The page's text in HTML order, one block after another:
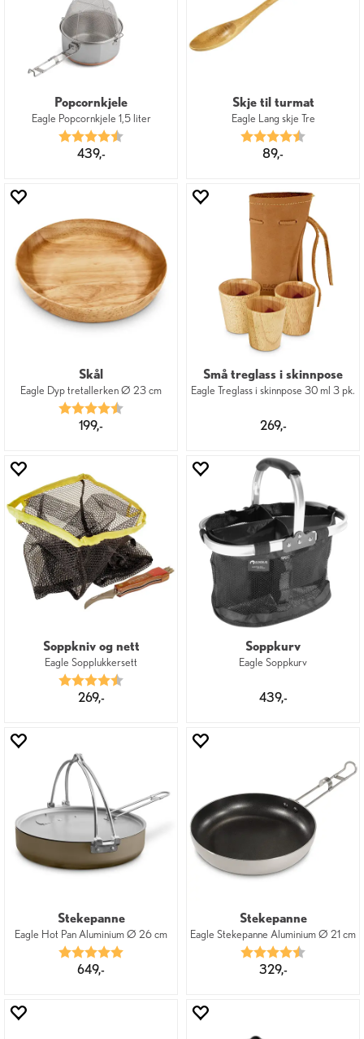
Popcornkjele
Eagle Popcornkjele 1,5 liter
Karakter:
439,-
Skje til turmat
Eagle Lang skje Tre
Karakter:
89,-
Skål
Eagle Dyp tretallerken Ø 23 cm
Karakter:
199,-
Små treglass i skinnpose
Eagle Treglass i skinnpose 30 ml 3 pk.
269,-
Soppkniv og nett
Eagle Sopplukkersett
Karakter:
269,-
Soppkurv
Eagle Soppkurv
439,-
Stekepanne
Eagle Hot Pan Aluminium Ø 26 cm
Karakter:
649,-
Stekepanne
Eagle Stekepanne Aluminium Ø 21 cm
Karakter:
329,-